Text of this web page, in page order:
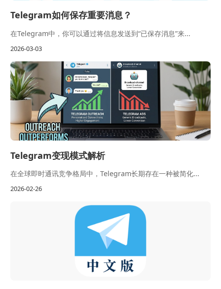
Telegram如何保存重要消息？
在Telegram中，你可以通过将信息发送到“已保存消息”来...
2026-03-03
Telegram变现模式解析
在全球即时通讯竞争格局中，Telegram长期存在一种被简化...
2026-02-26